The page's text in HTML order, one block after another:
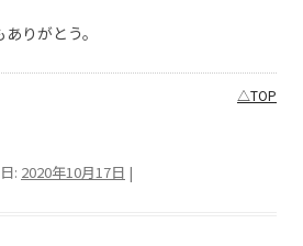
りがとう。
△TOP
: 2020年10月17日 |